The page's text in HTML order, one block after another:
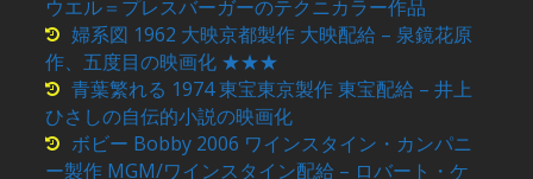
ウエル＝プレスバーガーのテクニカラー作品
婦系図 1962 大映京都製作 大映配給 – 泉鏡花原
作、五度目の映画化 ★★★
青葉繁れる 1974 東宝東京製作 東宝配給 – 井上
ひさしの自伝的小説の映画化
ボビー Bobby 2006 ワインスタイン・カンパニ
ー製作 MGM/ワインスタイン配給 – ロバート・ケ